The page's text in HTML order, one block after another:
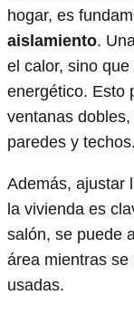
hogar, es
aislamiento.
el calor, sino
energético. Esto
ventanas
paredes y techos.
Además, ajustar
la vivienda es
salón, se puede
área mientras
usadas.